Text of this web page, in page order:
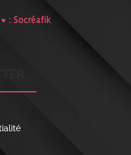
: Socréafik